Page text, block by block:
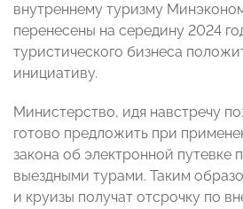
внутреннему туризму
перенесены на середину 2024
туристического бизнеса
инициативу.
Министерство, идя навстречу
готово предложить при
закона об электронной путевке
выездными турами. Таким
и круизы получат отсрочку по